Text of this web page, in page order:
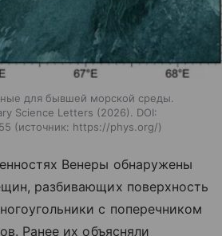
для бывшей морской среды.
Science Letters (2026). DOI:
источник: https://phys.org/
Венеры обнаружены
разбивающих поверхность
с поперечником
Ранее их объясняли